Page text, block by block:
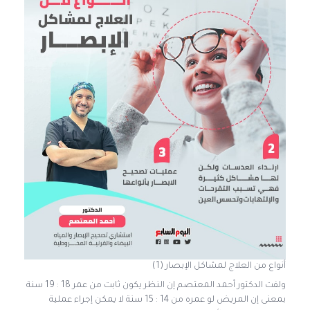
أنواع من العلاج لمشاكل الإبصار (1)
ولفت الدكتور أحمد المعتصم إن النظر يكون ثابت من عمر 18 : 19 سنة
بمعنى إن المريض لو عمره من 14 : 15 سنة لا يمكن إجراء عملية